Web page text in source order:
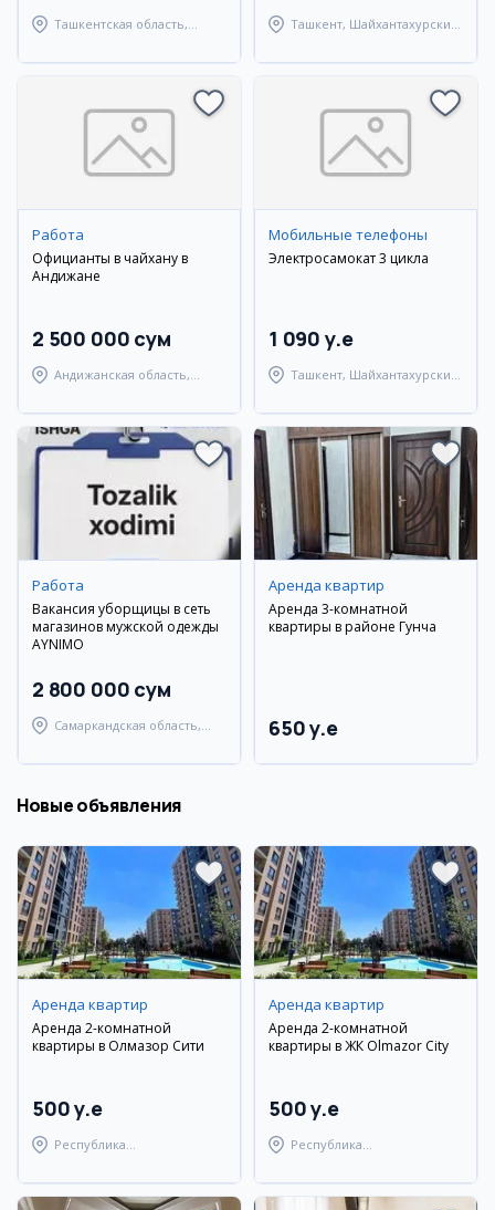
Ташкентская область,
Ташкент, Шайхантахурский
Работа
Официанты в чайхану в
Андижане
2 500 000 сум
Андижанская область,
Мобильные телефоны
Электросамокат 3 цикла
1 090 y.e
Ташкент, Шайхантахурский
Работа
Вакансия уборщицы в сеть
магазинов мужской одежды
AYNIMO
2 800 000 сум
Самаркандская область,
Аренда квартир
Аренда 3-комнатной
квартиры в районе Гунча
650 y.e
Новые объявления
Аренда квартир
Аренда 2-комнатной
квартиры в Олмазор Сити
500 y.e
Республика
Берунийский район
Аренда квартир
Аренда 2-комнатной
квартиры в ЖК Olmazor City
500 y.e
Республика
Берунийский район